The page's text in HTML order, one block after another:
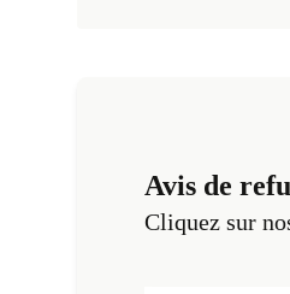
Avis de
Cliquez sur